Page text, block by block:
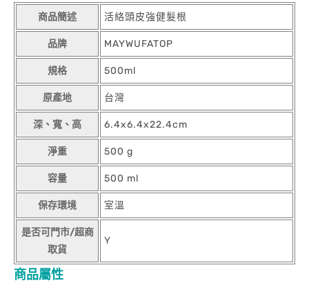
商品簡述 活絡頭皮強健髮根
品牌 MAYWUFATOP
規格 500ml
原產地 台灣
深、寬、高 6.4x6.4x22.4cm
淨重 500 g
容量 500 ml
保存環境 室溫
是否可門市/超商
取貨
Y
商品屬性